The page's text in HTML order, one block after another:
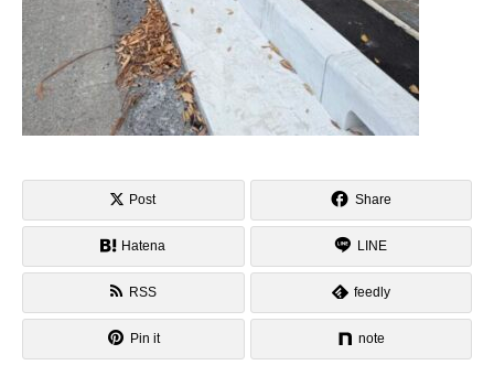
Post Share
Hatena LINE
RSS feedly
Pin it note